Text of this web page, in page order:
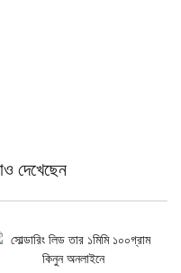
দেখেছেন